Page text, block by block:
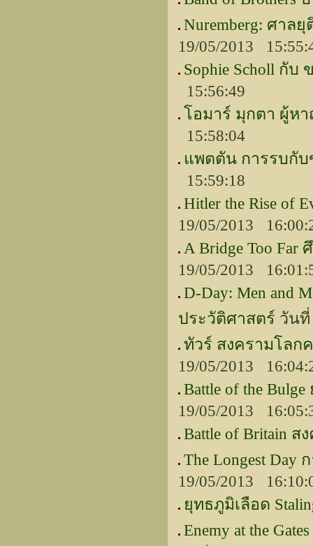
Nuremberg: ศาล
19/05/2013
Sophie Scholl กั
15:56:49
โอมาร์ มุกตา ผู้ห
15:58:04
แพตตัน การรบกั
15:59:18
Hitler the Rise of
19/05/2013
A Bridge Too
19/05/2013
D-Day: Men and
ประวัติศาสตร์ วันที่
ทัวร์ สงครามโลกค
19/05/2013
Battle of the
19/05/2013
Battle of Britain
The Longest
19/05/2013
ยุทธภูมิเลือด
Enemy at the